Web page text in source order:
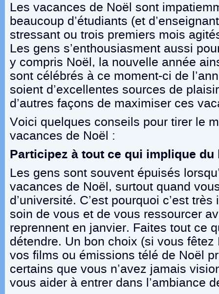
Les vacances de Noël sont
beaucoup d’étudiants (et
stressant ou trois premiers mois
Les gens s’enthousiasment aussi
y compris Noël, la nouvelle année
sont célébrés à ce moment-ci de
soient d’excellentes sources de
d’autres façons de maximiser ces
Voici quelques conseils pour tirer le
vacances de Noël :
Participez à tout ce qui implique du
Les gens sont souvent épuisés
vacances de Noël, surtout quand
d’université. C’est pourquoi c’est
soin de vous et de vous ressourcer
reprennent en janvier. Faites tout ce
détendre. Un bon choix (si vous fêtez
vos films ou émissions télé de Noël
certains que vous n’avez jamais
vous aider à entrer dans l’ambiance